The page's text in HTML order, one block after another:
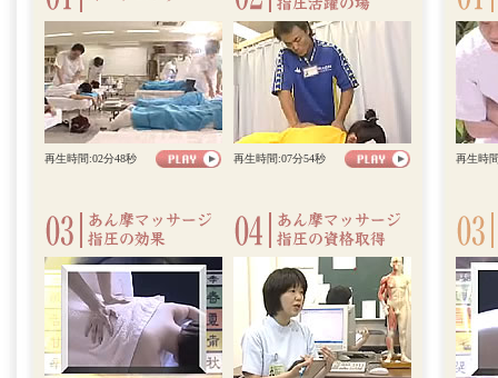
再生時間:02分48秒 再生時間:07分54秒 再生時